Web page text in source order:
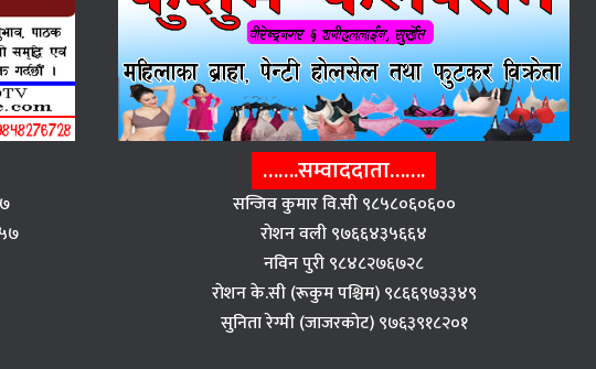
…….सम्वाददाता…….
सन्जिव कुमार वि.सी ९८५८०६०६००
राेशन वली ९७६६४३५६६४
नविन पुरी ९८४८२७६७२८
राेशन के.सी (रूकुम पश्चिम) ९८६६९७३३४९
सुनिता रेग्मी (जाजरकाेट) ९७६३९१८२०१